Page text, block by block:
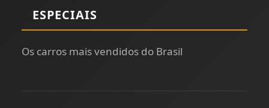
ESPECIAIS
Os carros mais vendidos do Brasil